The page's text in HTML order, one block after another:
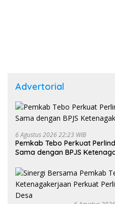
Advertorial
6 Agustus 2026 22:23 WIB
Pemkab Tebo Perkuat
Sama dengan BPJS